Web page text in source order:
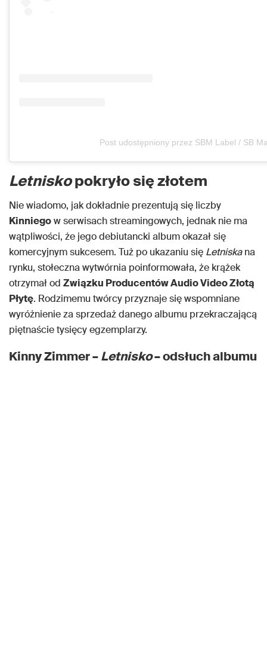
Post udostępniony przez SBM Label / SB
Letniskopokryło się złotem
Nie wiadomo, jak dokładnie prezentują się liczby
Kinniegow serwisach streamingowych, jednak nie ma
wątpliwości, że jego debiutancki album okazał się
komercyjnym sukcesem. Tuż po ukazaniu się Letniskana
rynku, stołeczna wytwórnia poinformowała, że krążek
otrzymał od Związku Producentów Audio Video Złotą
Płytę. Rodzimemu twórcy przyznaje się wspomniane
wyróżnienie za sprzedaż danego albumu przekraczającą
piętnaście tysięcy egzemplarzy.
Kinny Zimmer –Letnisko– odsłuch albumu